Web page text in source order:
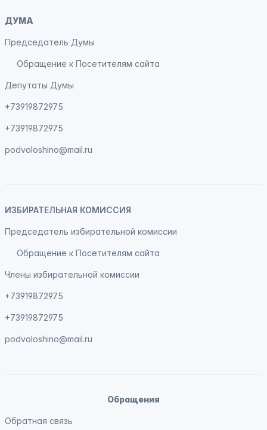
ДУМА
Председатель Думы
Обращение к Посетителям сайта
Депутаты Думы
+73919872975
+73919872975
podvoloshino@mail.ru
ИЗБИРАТЕЛЬНАЯ КОМИССИЯ
Председатель избирательной комиссии
Обращение к Посетителям сайта
Члены избирательной комиссии
+73919872975
+73919872975
podvoloshino@mail.ru
Обращения
Обратная связь